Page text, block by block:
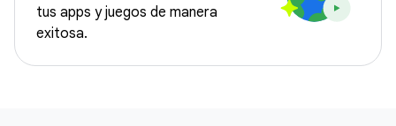
tus apps y juegos de manera
exitosa.